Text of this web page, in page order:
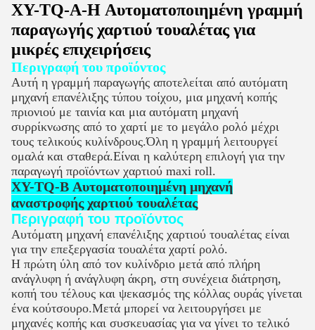
XY-TQ-A-H Αυτοματοποιημένη γραμμή
παραγωγής χαρτιού τουαλέτας για
μικρές επιχειρήσεις
Περιγραφή του προϊόντος
Αυτή η γραμμή παραγωγής αποτελείται από αυτόματη
μηχανή επανέλιξης τύπου τοίχου, μια μηχανή κοπής
πριονιού με ταινία και μια αυτόματη μηχανή
συρρίκνωσης από το χαρτί με το μεγάλο ρολό μέχρι
τους τελικούς κυλίνδρους.Όλη η γραμμή λειτουργεί
ομαλά και σταθερά.Είναι η καλύτερη επιλογή για την
παραγωγή προϊόντων χαρτιού maxi roll.
XY-TQ-B Αυτοματοποιημένη μηχανή
αναστροφής χαρτιού τουαλέτας
Περιγραφή του προϊόντος
Αυτόματη μηχανή επανέλιξης χαρτιού τουαλέτας είναι
για την επεξεργασία τουαλέτα χαρτί ρολό.
Η πρώτη ύλη από τον κυλίνδριο μετά από πλήρη
ανάγλυφη ή ανάγλυφη άκρη, στη συνέχεια διάτρηση,
κοπή του τέλους και ψεκασμός της κόλλας ουράς γίνεται
ένα κούτσουρο.Μετά μπορεί να λειτουργήσει με
μηχανές κοπής και συσκευασίας για να γίνει το τελικό